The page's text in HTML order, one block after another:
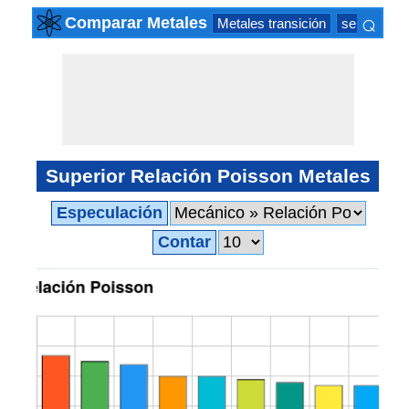
Comparar Metales Metales transición serie
⌕
Superior Relación Poisson Metales
Especulación
Contar